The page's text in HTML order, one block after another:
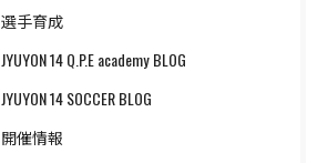
選手育成
JYUYON 14 Q.P.E academy BLOG
JYUYON 14 SOCCER BLOG
開催情報